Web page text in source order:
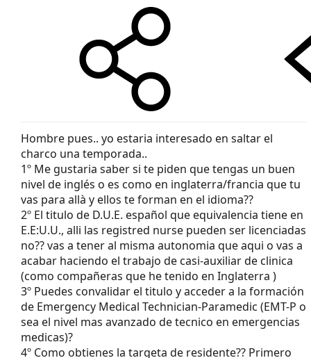
Hombre pues.. yo estaria interesado en saltar el
charco una temporada..
1º Me gustaria saber si te piden que tengas un buen
nivel de inglés o es como en inglaterra/francia que tu
vas para allà y ellos te forman en el idioma??
2º El titulo de D.U.E. español que equivalencia tiene en
E.E:U.U., alli las registred nurse pueden ser licenciadas
no?? vas a tener al misma autonomia que aqui o vas a
acabar haciendo el trabajo de casi-auxiliar de clinica
(como compañeras que he tenido en Inglaterra )
3º Puedes convalidar el titulo y acceder a la formación
de Emergency Medical Technician-Paramedic (EMT-P o
sea el nivel mas avanzado de tecnico en emergencias
medicas)?
4º Como obtienes la targeta de residente?? Primero